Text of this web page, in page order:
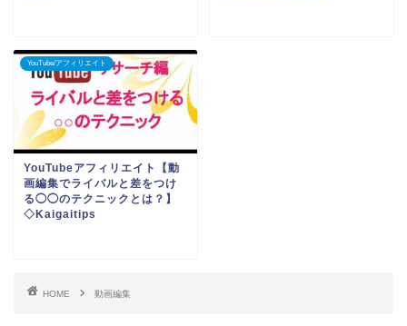
YouTube/アフィリエイト
YouTubeアフィリエイト【動
画編集でライバルと差をつけ
る◯◯のテクニックとは？】
◇Kaigaitips
HOME 動画編集